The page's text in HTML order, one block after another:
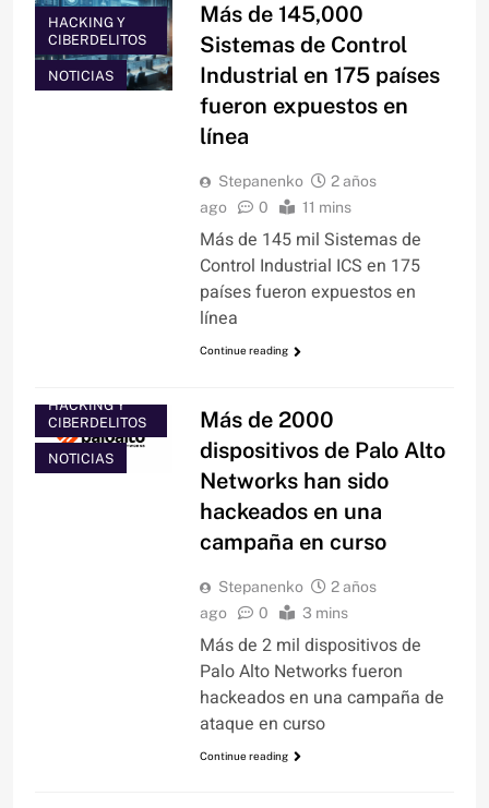
HACKING Y
CIBERDELITOS
NOTICIAS
Más de 145,000
Sistemas de Control
Industrial en 175 países
fueron expuestos en
línea
Stepanenko
2 años
ago
0 11 mins
Más de 145 mil Sistemas de
Control Industrial ICS en 175
países fueron expuestos en
línea
Continue reading
HACKING Y
CIBERDELITOS
NOTICIAS
Más de 2000
dispositivos de Palo Alto
Networks han sido
hackeados en una
campaña en curso
Stepanenko
2 años
ago
0 3 mins
Más de 2 mil dispositivos de
Palo Alto Networks fueron
hackeados en una campaña de
ataque en curso
Continue reading